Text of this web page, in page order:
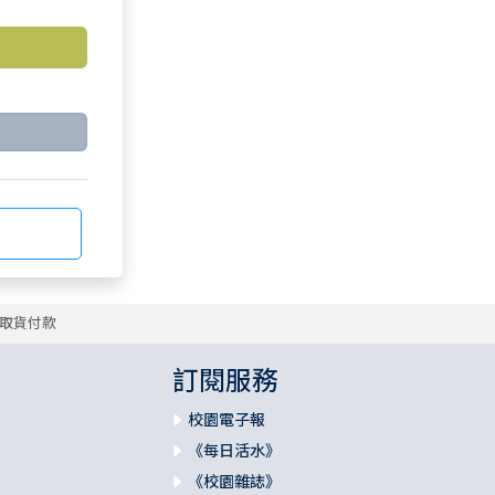
貨付款
訂閱服務
校園電子報
《每日活水》
《校園雜誌》